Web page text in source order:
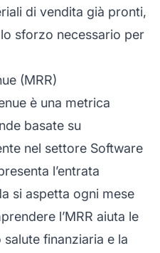
di vendita già pronti,
sforzo necessario per
(MRR)
è una metrica
basate su
nel settore Software
l’entrata
si aspetta ogni mese
l’MRR aiuta le
finanziaria e la